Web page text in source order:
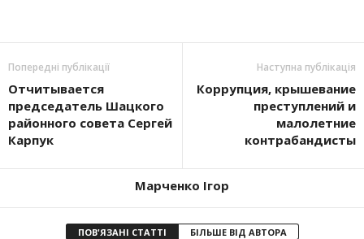
Попередні публікації
Отчитывается
председатель Шацкого
районного совета Сергей
Карпук
Наступна публікація
Коррупция, крышевание
преступлений и
малолетние
контрабандисты
Марченко Ігор
ПОВ'ЯЗАНІ СТАТТІ БІЛЬШЕ ВІД АВТОРА